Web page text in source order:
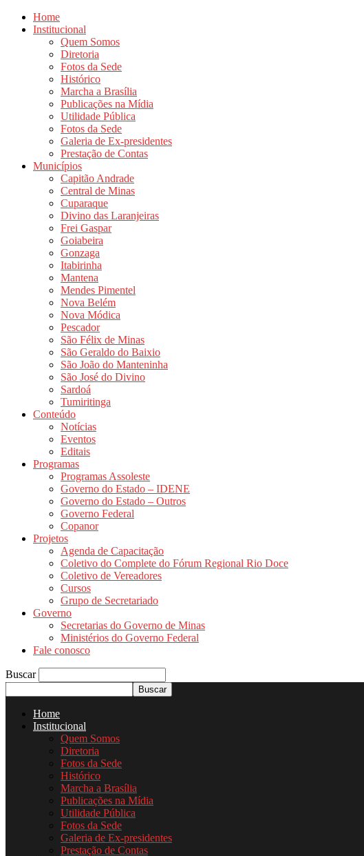
Home
Institucional
Quem Somos
Diretoria
Fotos da Sede
Histórico
Marcha a Brasília
Publicações na Mídia
Utilidade Pública
Fotos da Sede
Galeria de Ex-presidentes
Prestação de Contas
Municípios
Capitão Andrade
Central de Minas
Cuparaque
Divino das Laranjeiras
Frei Gaspar
Goiabeira
Gonzaga
Itabirinha
Mantena
Mendes Pimentel
Nova Belém
Nova Módica
Pescador
São Félix de Minas
São Geraldo do Baixio
São João do Manteninha
São José do Divino
Sardoá
Tumiritinga
Conteúdo
Notícias
Eventos
Editais
Programas
Programas Assoleste
Governo do Estado – IDENE
Governo do Estado – Outros
Governo Federal
Copanor
Projetos
Agenda de Capacitação
Coletivo do Complete do Fórum Regional Rio Doce
Coletivo de Vereadores
Cursos
Grupo de Secretariado
Governo
Secretarias do Governo de Minas
Ministérios do Governo Federal
Fale conosco
Buscar
Home
Institucional
Quem Somos
Diretoria
Fotos da Sede
Histórico
Marcha a Brasília
Publicações na Mídia
Utilidade Pública
Fotos da Sede
Galeria de Ex-presidentes
Prestação de Contas